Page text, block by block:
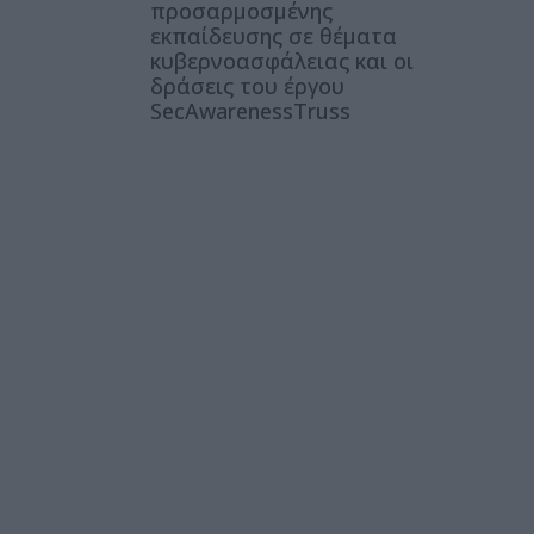
προσαρμοσμένης
εκπαίδευσης σε θέματα
κυβερνοασφάλειας και οι
δράσεις του έργου
SecAwarenessTruss